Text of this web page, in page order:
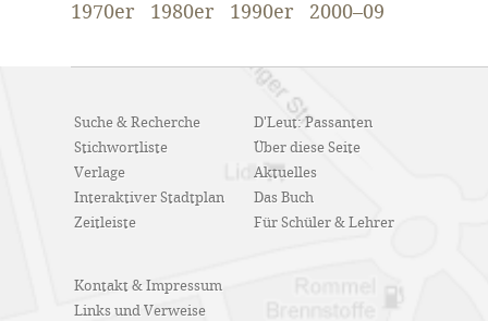
1970er
1980er 1990er 2000–09
Suche & Recherche
Stichwortliste
Verlage
Interaktiver Stadtplan
Zeitleiste
D'Leut: Passanten
Über diese Seite
Aktuelles
Das Buch
Für Schüler & Lehrer
Kontakt & Impressum
Links und Verweise